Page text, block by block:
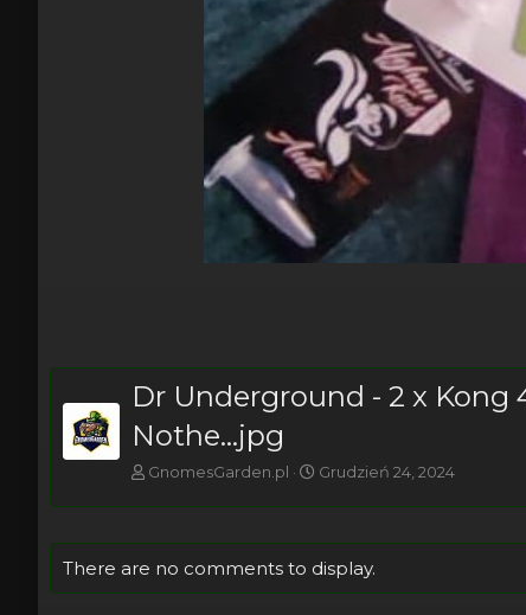
Dr Underground - 2 x Kong
Nothe...jpg
GnomesGarden.pl Grudzień 24, 2024
There are no comments to display.